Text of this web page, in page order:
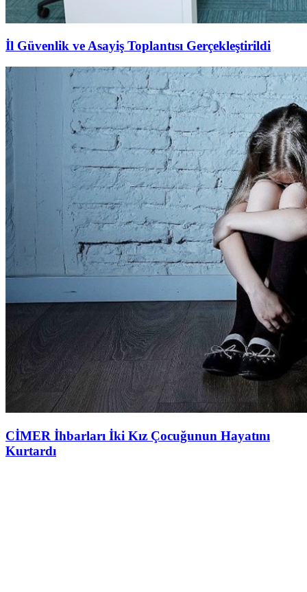
İl Güvenlik ve Asayiş Toplantısı Gerçekleştirildi
CİMER İhbarları İki Kız Çocuğunun Hayatını
Kurtardı